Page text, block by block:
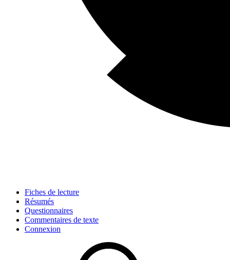
Fiches de lecture
Résumés
Questionnaires
Commentaires de texte
Connexion